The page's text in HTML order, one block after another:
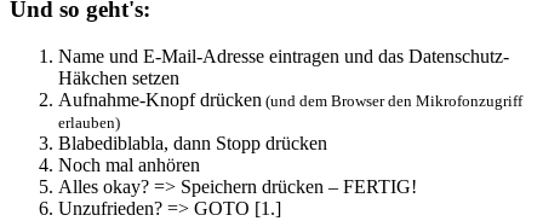
Und so geht's:
Name und E-Mail-Adresse eintragen und das Datenschutz-
Häkchen setzen
Aufnahme-Knopf drücken (und dem Browser den Mikrofonzugriff
erlauben)
Blabediblabla, dann Stopp drücken
Noch mal anhören
Alles okay? => Speichern drücken – FERTIG!
Unzufrieden? => GOTO [1.]